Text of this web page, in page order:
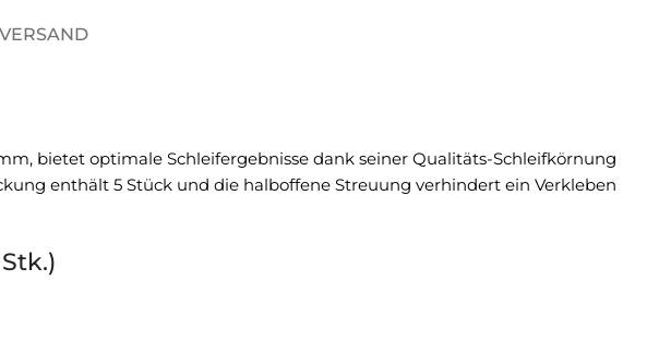
bietet optimale Schleifergebnisse dank seiner Qualitäts-Schleifkörnung
enthält 5 Stück und die halboffene Streuung verhindert ein Verkleben